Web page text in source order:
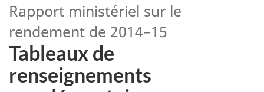
Rapport ministériel sur le
rendement de 2014–15
Tableaux de
renseignements